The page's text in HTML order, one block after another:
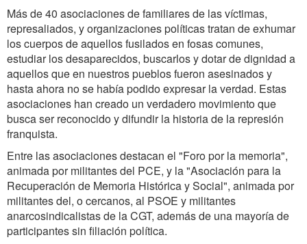
Más de 40 asociaciones de familiares de las víctimas,
represaliados, y organizaciones políticas tratan de exhumar
los cuerpos de aquellos fusilados en fosas comunes,
estudiar los desaparecidos, buscarlos y dotar de dignidad a
aquellos que en nuestros pueblos fueron asesinados y
hasta ahora no se había podido expresar la verdad. Estas
asociaciones han creado un verdadero movimiento que
busca ser reconocido y difundir la historia de la represión
franquista.
Entre las asociaciones destacan el "Foro por la memoria",
animada por militantes del PCE, y la "Asociación para la
Recuperación de Memoria Histórica y Social", animada por
militantes del, o cercanos, al PSOE y militantes
anarcosindicalistas de la CGT, además de una mayoría de
participantes sin filiación política.